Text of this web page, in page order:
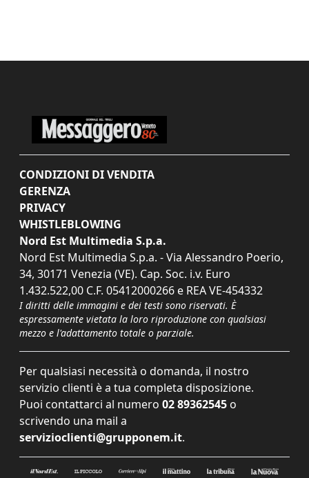
CONDIZIONI DI VENDITA
GERENZA
PRIVACY
WHISTLEBLOWING
Nord Est Multimedia S.p.a.
Nord Est Multimedia S.p.a. - Via Alessandro Poerio,
34, 30171 Venezia (VE). Cap. Soc. i.v. Euro
1.432.522,00 C.F. 05412000266 e REA VE-454332
I diritti delle immagini e dei testi sono riservati. È
espressamente vietata la loro riproduzione con qualsiasi
mezzo e l'adattamento totale o parziale.
Per qualsiasi necessità o domanda, il nostro
servizio clienti è a tua completa disposizione.
Puoi contattarci al numero 02 89362545 o
scrivendo una mail a
servizioclienti@grupponem.it.